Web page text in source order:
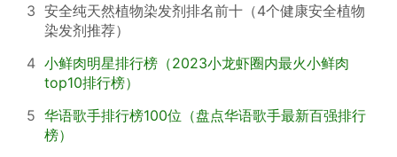
3 安全纯天然植物染发剂排名前十（4个健康安全植物
染发剂推荐）
4 小鲜肉明星排行榜（2023小龙虾圈内最火小鲜肉
top10排行榜）
5 华语歌手排行榜100位（盘点华语歌手最新百强排行
榜）